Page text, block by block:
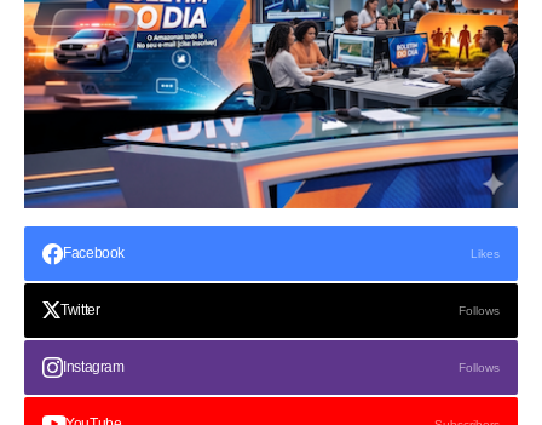
Facebook Likes
Twitter Follows
Instagram Follows